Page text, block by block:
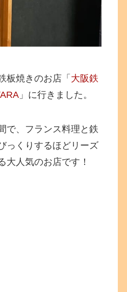
板焼きのお店「 大阪鉄
」に行きました。
で、フランス料理と鉄
っくりするほどリーズ
大人気のお店です！